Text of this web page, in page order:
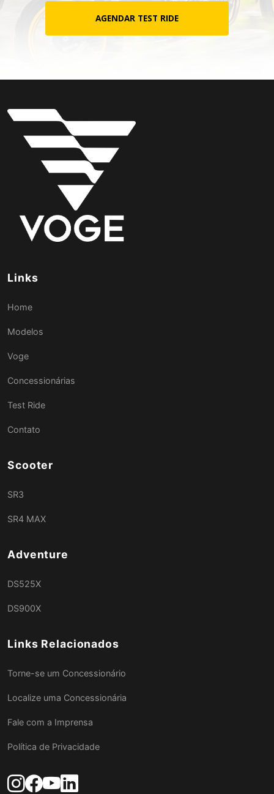
AGENDAR TEST RIDE
Links
Home
Modelos
Voge
Concessionárias
Test Ride
Contato
Scooter
SR3
SR4 MAX
Adventure
DS525X
DS900X
Links Relacionados
Torne-se um Concessionário
Localize uma Concessionária
Fale com a Imprensa
Política de Privacidade